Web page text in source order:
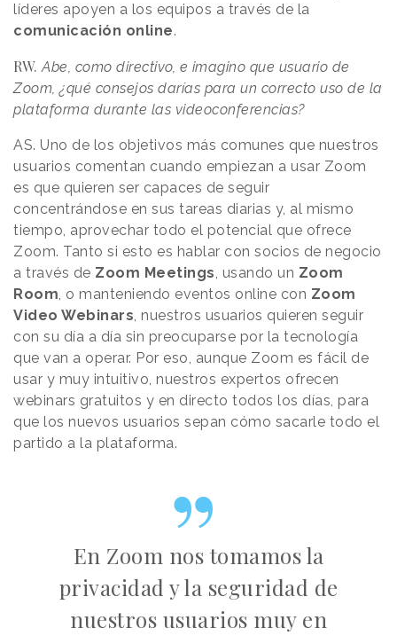
líderes apoyen a los equipos a través de la
comunicación online.
RW. Abe, como directivo, e imagino que usuario de
Zoom, ¿qué consejos darías para un correcto uso de la
plataforma durante las videoconferencias?
AS. Uno de los objetivos más comunes que nuestros
usuarios comentan cuando empiezan a usar Zoom
es que quieren ser capaces de seguir
concentrándose en sus tareas diarias y, al mismo
tiempo, aprovechar todo el potencial que ofrece
Zoom. Tanto si esto es hablar con socios de negocio
a través de Zoom Meetings, usando un Zoom
Room, o manteniendo eventos online con Zoom
Video Webinars, nuestros usuarios quieren seguir
con su día a día sin preocuparse por la tecnología
que van a operar. Por eso, aunque Zoom es fácil de
usar y muy intuitivo, nuestros expertos ofrecen
webinars gratuitos y en directo todos los días, para
que los nuevos usuarios sepan cómo sacarle todo el
partido a la plataforma.
En Zoom nos tomamos la
privacidad y la seguridad de
nuestros usuarios muy en